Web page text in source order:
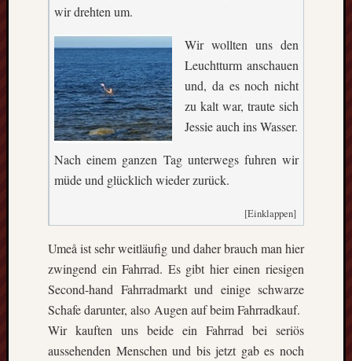
wir drehten um.
Wir wollten uns den
Leuchtturm anschauen
und, da es noch nicht
zu kalt war, traute sich
Jessie auch ins Wasser.
Nach einem ganzen Tag unterwegs fuhren wir
müde und glücklich wieder zurück.
[Einklappen]
Umeå ist sehr weitläufig und daher brauch man hier
zwingend ein Fahrrad. Es gibt hier einen riesigen
Second-hand Fahrradmarkt und einige schwarze
Schafe darunter, also Augen auf beim Fahrradkauf.
Wir kauften uns beide ein Fahrrad bei seriös
aussehenden Menschen und bis jetzt gab es noch